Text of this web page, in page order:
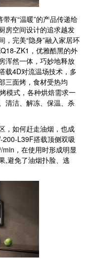
有“温暖”的产品传递给
房空间设计的追求越发
，完美“隐身”融入家居环
ZK1，优雅酷黑的外
浑然一体，巧妙地释放
载4D对流温场技术，多
三面烤，食材受热均
模式，各种烘焙需求一
清洁、解冻、保温、杀
如何赶走油烟，也成
L39F搭载顶侧双吸
，在使用时形成明显
,避免了油烟扑脸、逃